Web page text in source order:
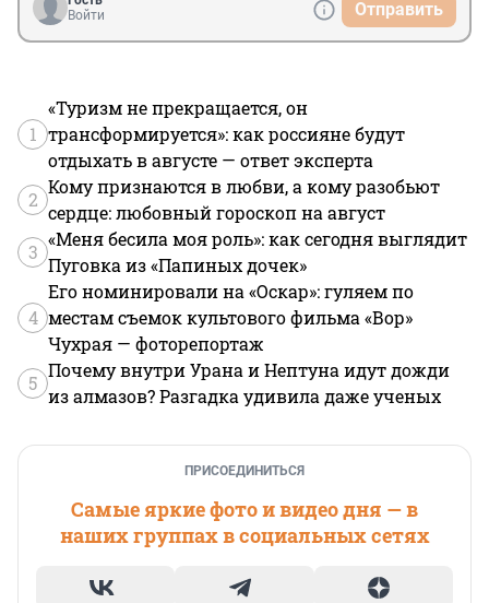
Войти
Отправить
1
«Туризм не прекращается, он
трансформируется»: как россияне будут
отдыхать в августе — ответ эксперта
2
Кому признаются в любви, а кому разобьют
сердце: любовный гороскоп на август
3
«Меня бесила моя роль»: как сегодня выглядит
Пуговка из «Папиных дочек»
4
Его номинировали на «Оскар»: гуляем по
местам съемок культового фильма «Вор»
Чухрая — фоторепортаж
5
Почему внутри Урана и Нептуна идут дожди
из алмазов? Разгадка удивила даже ученых
ПРИСОЕДИНИТЬСЯ
Самые яркие фото и видео дня — в
наших группах в социальных сетях